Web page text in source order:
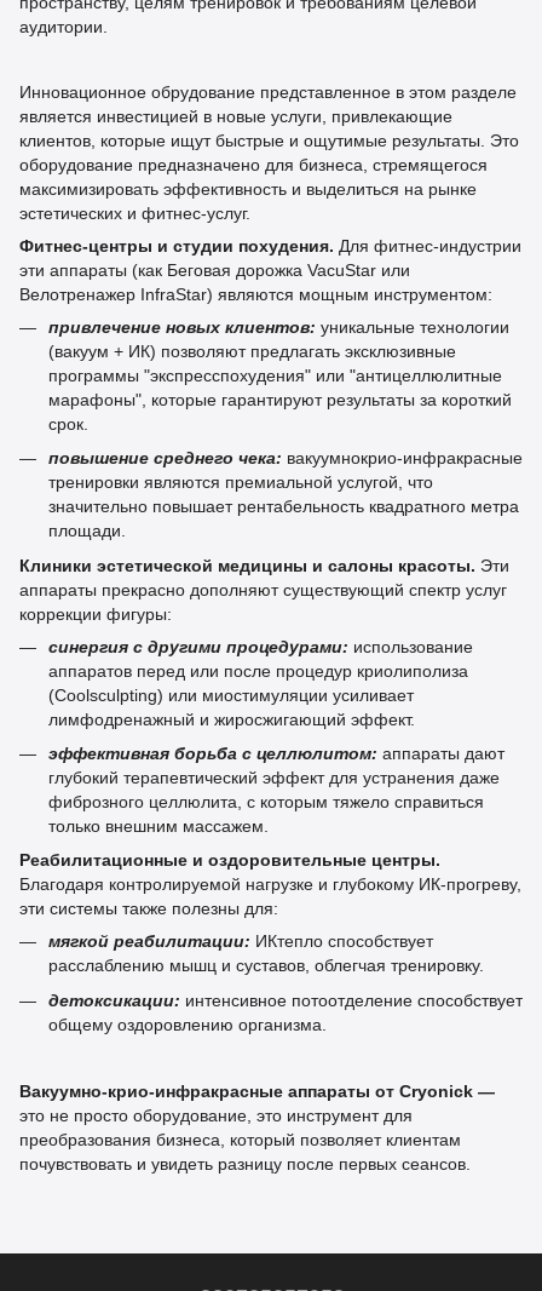
аудитории.
Инновационное обрудование представленное в этом разделе
является инвестицией в новые услуги, привлекающие
клиентов, которые ищут быстрые и ощутимые результаты. Это
оборудование предназначено для бизнеса, стремящегося
максимизировать эффективность и выделиться на рынке
эстетических и фитнес-услуг.
Фитнес-центры и студии похудения. Для фитнес-индустрии
эти аппараты (как Беговая дорожка VacuStar или
Велотренажер InfraStar) являются мощным инструментом:
привлечение новых клиентов: уникальные технологии
(вакуум + ИК) позволяют предлагать эксклюзивные
программы "экспресспохудения" или "антицеллюлитные
марафоны", которые гарантируют результаты за короткий
срок.
повышение среднего чека: вакуумнокрио-инфракрасные
тренировки являются премиальной услугой, что
значительно повышает рентабельность квадратного метра
площади.
Клиники эстетической медицины и салоны красоты. Эти
аппараты прекрасно дополняют существующий спектр услуг
коррекции фигуры:
синергия с другими процедурами: использование
аппаратов перед или после процедур криолиполиза
(Coolsculpting) или миостимуляции усиливает
лимфодренажный и жиросжигающий эффект.
эффективная борьба с целлюлитом: аппараты дают
глубокий терапевтический эффект для устранения даже
фиброзного целлюлита, с которым тяжело справиться
только внешним массажем.
Реабилитационные и оздоровительные центры.
Благодаря контролируемой нагрузке и глубокому ИК-прогреву,
эти системы также полезны для:
мягкой реабилитации: ИКтепло способствует
расслаблению мышц и суставов, облегчая тренировку.
детоксикации: интенсивное потоотделение способствует
общему оздоровлению организма.
Вакуумно-крио-инфракрасные аппараты от Cryonick —
это не просто оборудование, это инструмент для
преобразования бизнеса, который позволяет клиентам
почувствовать и увидеть разницу после первых сеансов.